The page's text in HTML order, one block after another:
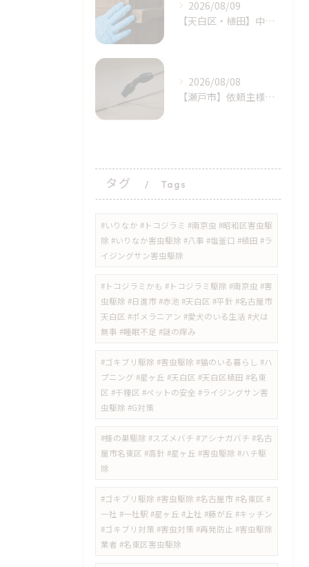
2026/08/09
【天白区・植田】中古家具のトコジラミ（南京虫）に注意！持ち込む前のチェックポイント｜ライジング・サン害虫駆除
2026/08/08
​【瀬戸市】依頼主様の完璧に近い初期対応！シバンムシ駆除の「プロによる追加施工」｜天白区ライジング・サン
タグ Tags
#いりなか #トコジラミ #南京虫 #昭和区害虫駆
除 #いりなか害虫駆除 #八事 #塩釜口 #植田 #ラ
イジングサン害虫駆除
​#トコジラミかも #トコジラミ駆除 #南京虫 #害
虫駆除 #日進市 #赤池 #天白区 #平針 #名古屋市
天白区 #ポメラニアン #愛犬のいる生活 #犬は
無事 #睡眠不足 #謎の痒み
​#ゴキブリ駆除 #害虫駆除 #猫のいる暮らし #ハ
プニング #星ヶ丘 #天白区 #天白区植田 #名東
区 #千種区 #ペットの安全 #ライジングサン害
虫駆除 #G対策
#蜂の巣駆除 #スズメバチ #アシナガバチ #名古
屋市名東区 #高針 #星ヶ丘 #害虫駆除 #ハチ駆
除
#ゴキブリ駆除 #害虫駆除 #名古屋市 #名東区 #
一社 #一社駅 #星ヶ丘 #上社 #藤が丘 #キッチン
#ゴキブリ対策 #害虫対策 #再発防止 #害虫駆除
業者 #名東区害虫駆除